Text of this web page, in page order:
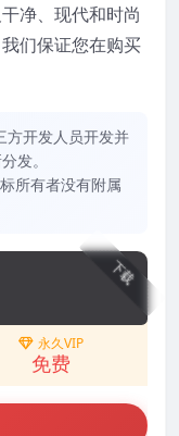
净、现代和时尚
们保证您在购买
方开发人员开发并
发。
所有者没有附属
下载
永久VIP
免费